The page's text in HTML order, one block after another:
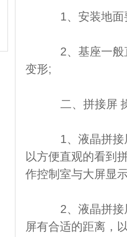
1、安装地面
2、基座一般直
变形;
二、拼接屏 操
1、液晶拼接屏
以方便直观的看到
作控制室与大屏显
2、液晶拼接屏
屏有合适的距离，